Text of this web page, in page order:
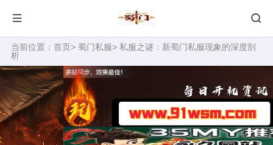
当前位置： 首页> 蜀门私服> 私服之谜：新蜀门私服现象的深度剖
析